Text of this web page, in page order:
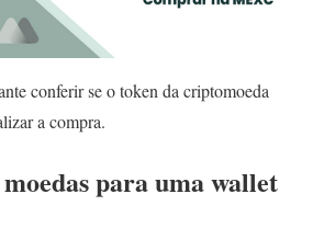
conferir se o token da criptomoeda
a compra.
para uma wallet